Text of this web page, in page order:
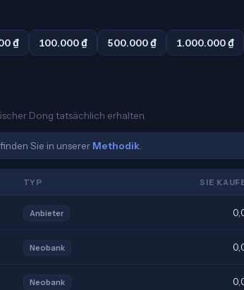
₫ 100.000 ₫ 500.000 ₫ 1.000.000 ₫
Dong tatsächlich erhalten.
Sie in unserer Methodik
TYP SIE
Anbieter
Neobank
Neobank